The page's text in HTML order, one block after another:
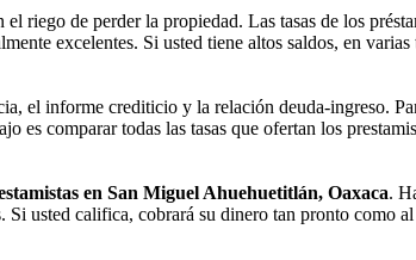
riego de perder la propiedad. Las tasas de los
excelentes. Si usted tiene altos saldos, en
el informe crediticio y la relación deuda-ingreso.
es comparar todas las tasas que ofertan los
en San Miguel Ahuehuetitlán, Oaxaca.
usted califica, cobrará su dinero tan pronto como